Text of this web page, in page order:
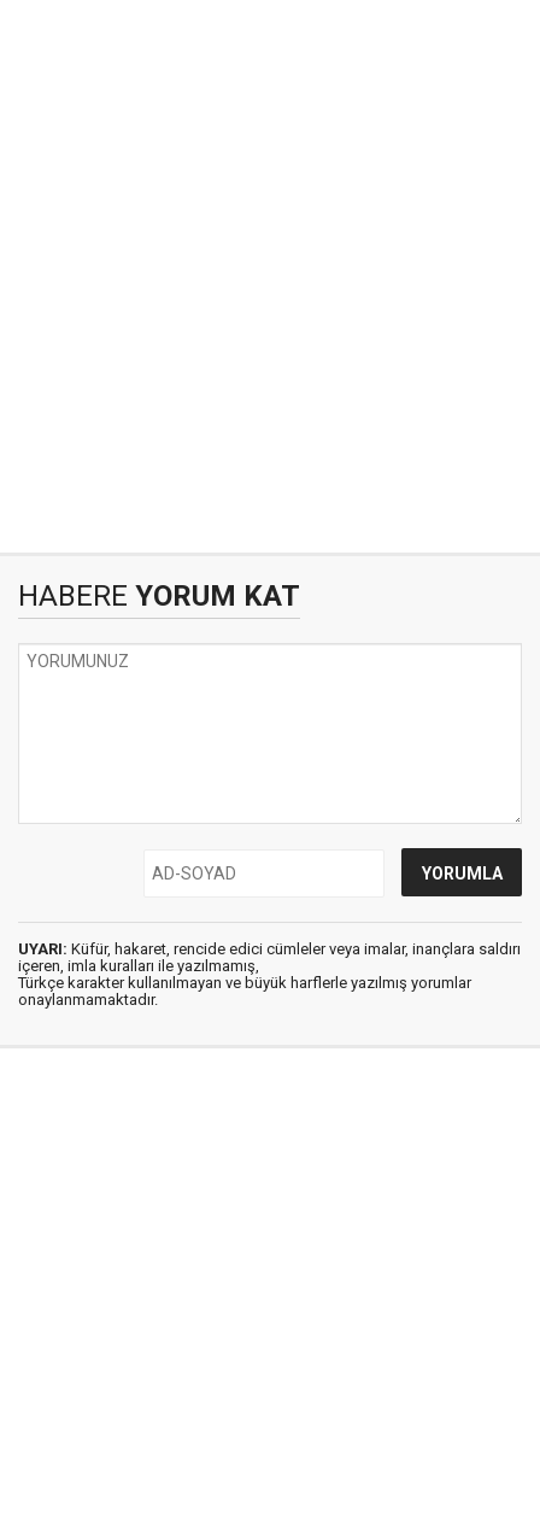
HABERE YORUM KAT
UYARI: Küfür, hakaret, rencide edici cümleler veya imalar, inançlara saldırı
içeren, imla kuralları ile yazılmamış,
Türkçe karakter kullanılmayan ve büyük harflerle yazılmış yorumlar
onaylanmamaktadır.